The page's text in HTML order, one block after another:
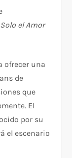
Solo el Amor
ofrecer una
de
que
El
por su
el escenario